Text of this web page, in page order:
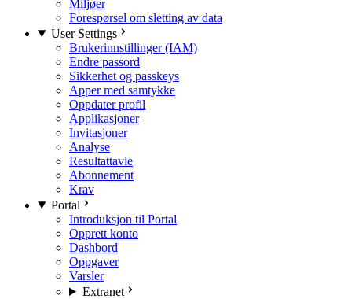
Miljøer
Forespørsel om sletting av data
User Settings
Brukerinnstillinger (IAM)
Endre passord
Sikkerhet og passkeys
Apper med samtykke
Oppdater profil
Applikasjoner
Invitasjoner
Analyse
Resultattavle
Abonnement
Krav
Portal
Introduksjon til Portal
Opprett konto
Dashbord
Oppgaver
Varsler
Extranet